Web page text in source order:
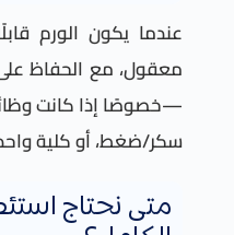
عندما يكون الورم
معقول، مع الحفاظ
—خصوصًا إذا كانت
سكر/ضغط، أو كلية
متى نحتاج